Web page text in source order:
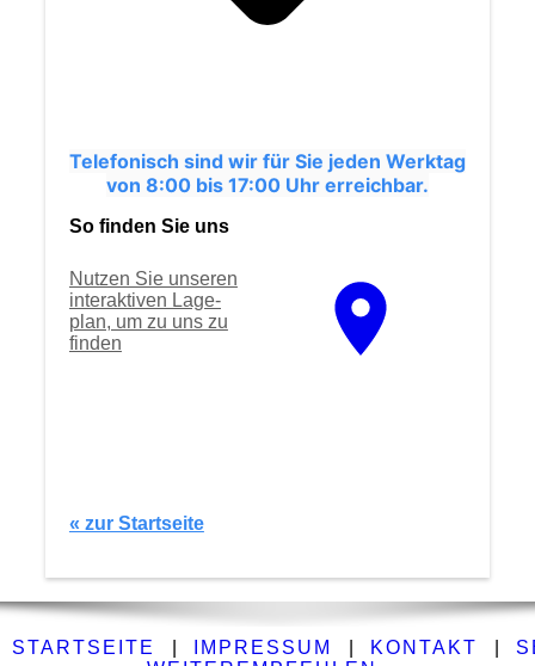
Telefonisch sind wir für Sie jeden Werktag
von 8:00 bis 17:00 Uhr erreichbar.
So finden Sie uns
Nutzen Sie unseren
interaktiven La­ge­
plan, um zu uns zu
finden
« zur Startseite
STARTSEITE IMPRESSUM KONTAKT